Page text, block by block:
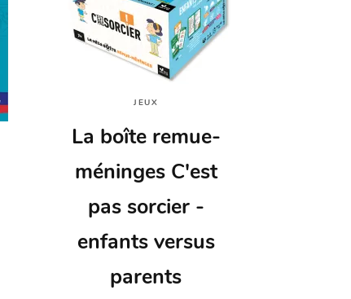
JEUX
La boîte remue-
méninges C'est
pas sorcier -
enfants versus
parents